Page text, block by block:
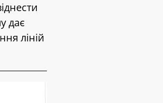
дає
ліній